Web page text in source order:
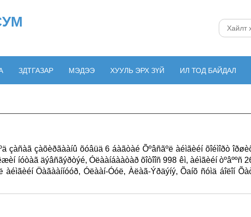
ЗДТГАЗАР МЭДЭЭ ХУУЛЬ ЭРХ ЗҮЙ ИЛ ТОД БАЙДАЛ
çàñàã çàõèðãààíû õóâüä 6 áàãòàé Õºâñãºë àéìãèéí õîéìîðò
íóòàã äýâñãýðòýé, Óëààíáààòàð õîòîîñ 998 êì, àéìãèéí òºâººñ
àéìãèéí Öàãààííóóð, Óëààí-Óóë, Àëàã-Ýðäýíý, Õаíõ ñóìä áîëîí